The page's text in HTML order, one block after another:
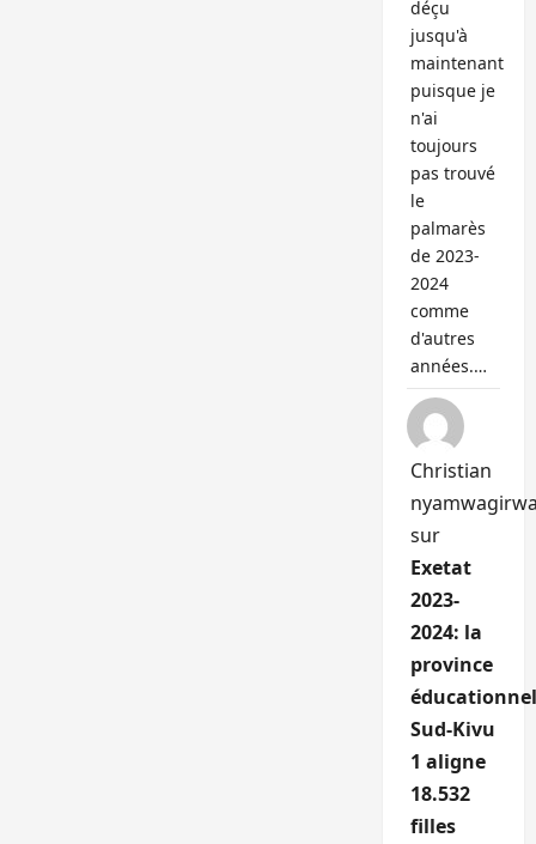
déçu
jusqu'à
maintenant
puisque je
n'ai
toujours
pas trouvé
le
palmarès
de 2023-
2024
comme
d'autres
années.…
Christian
sur
Exetat
2023-
2024: la
province
Sud-Kivu
1 aligne
18.532
filles